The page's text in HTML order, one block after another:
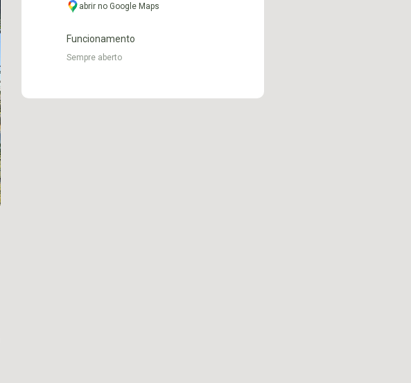
abrir no Google Maps
Funcionamento
Sempre aberto